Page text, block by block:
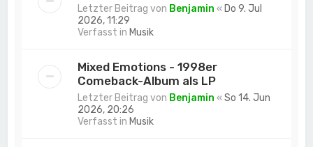
Letzter Beitrag von Benjamin « Do 9. Jul
2026, 11:29
Verfasst in Musik
Mixed Emotions - 1998er
Comeback-Album als LP
Letzter Beitrag von Benjamin «So 14. Jun
2026, 20:26
Verfasst in Musik